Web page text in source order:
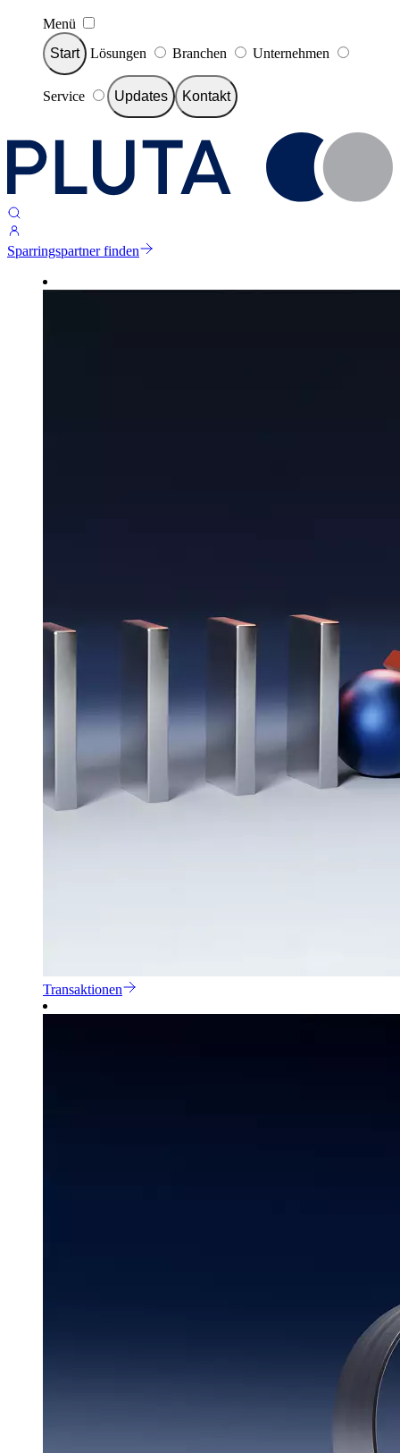
Menü
Start
Lösungen Branchen Unternehmen
Service Updates Kontakt
Sparringspartner finden
Transaktionen